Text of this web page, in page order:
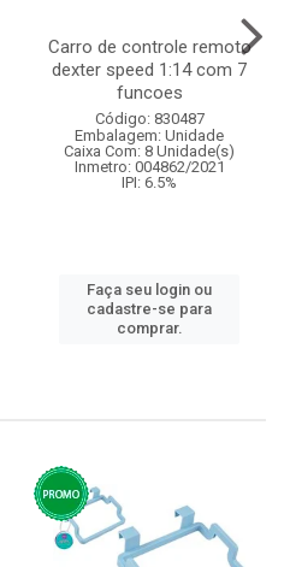
Carro de controle remoto
dexter speed 1:14 com 7
funcoes
Código: 830487
Embalagem: Unidade
Caixa Com: 8 Unidade(s)
Inmetro: 004862/2021
IPI: 6.5%
Faça seu login ou
cadastre-se para
comprar.